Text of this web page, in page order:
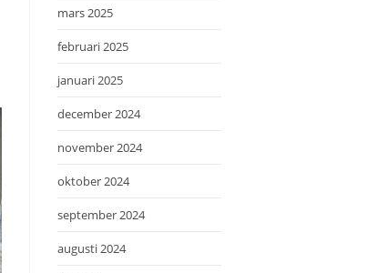
mars 2025
februari 2025
januari 2025
december 2024
november 2024
oktober 2024
september 2024
augusti 2024